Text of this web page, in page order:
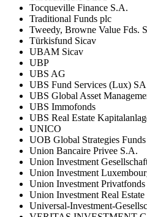
Tocqueville Finance S.A.
Traditional Funds plc
Tweedy, Browne Value Fds.
Türkisfund Sicav
UBAM Sicav
UBP
UBS AG
UBS Fund Services (Lux) SA
UBS Global Asset
UBS Immofonds
UBS Real Estate
UNICO
UOB Global Strategies
Union Bancaire Privee S.A.
Union Investment
Union Investment
Union Investment Privatfonds
Union Investment Real
Universal-Investment-